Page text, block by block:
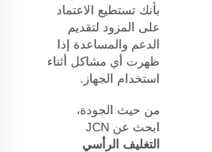
بأنك تستطيع الاعتماد
على المزود لتقديم
الدعم والمساعدة إذا
ظهرت أي مشاكل أثناء
استخدام الجهاز.
من حيث الجودة،
ابحث عن JCN
التغليف الرأسي